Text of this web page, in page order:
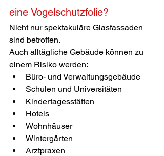
eine Vogelschutzfolie?
Nicht nur spektakuläre Glasfassaden
sind betroffen.
Auch alltägliche Gebäude können zu
einem Risiko werden:
Büro- und Verwaltungsgebäude
Schulen und Universitäten
Kindertagesstätten
Hotels
Wohnhäuser
Wintergärten
Arztpraxen